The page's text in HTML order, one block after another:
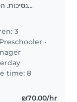
3
Preschooler •
time: 8
₪70.00/hr